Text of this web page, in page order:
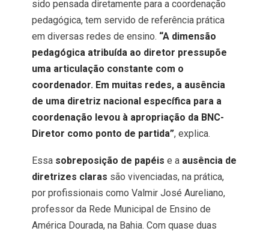
sido pensada diretamente para a coordenação
pedagógica, tem servido de referência prática
em diversas redes de ensino. “A dimensão
pedagógica atribuída ao diretor pressupõe
uma articulação constante com o
coordenador. Em muitas redes, a ausência
de uma diretriz nacional específica para a
coordenação levou à apropriação da BNC-
Diretor como ponto de partida”, explica.
Essa sobreposição de papéis e a ausência de
diretrizes claras são vivenciadas, na prática,
por profissionais como Valmir José Aureliano,
professor da Rede Municipal de Ensino de
América Dourada, na Bahia. Com quase duas